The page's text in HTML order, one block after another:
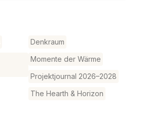
Denkraum
Momente der Wärme
Projektjournal 2026–2028
The Hearth & Horizon